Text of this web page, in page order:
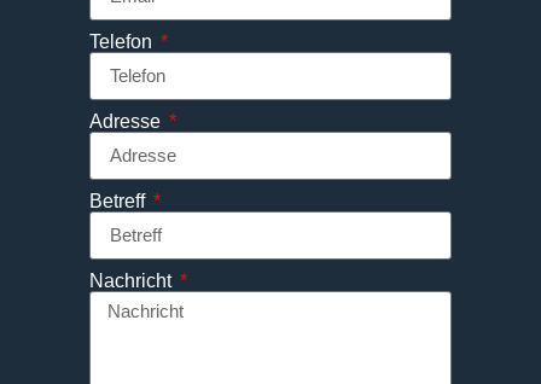
Telefon
Adresse
Betreff
Nachricht